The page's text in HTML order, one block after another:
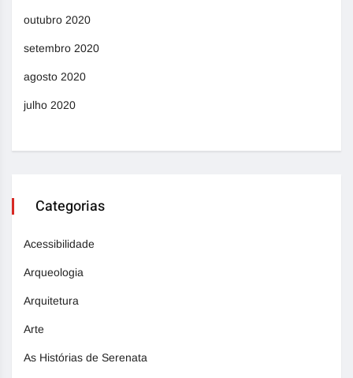
outubro 2020
setembro 2020
agosto 2020
julho 2020
Categorias
Acessibilidade
Arqueologia
Arquitetura
Arte
As Histórias de Serenata